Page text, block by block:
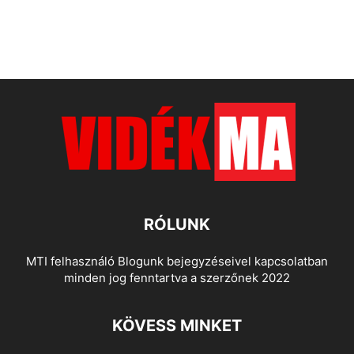
RÓLUNK
MTI felhasználó Blogunk bejegyzéseivel kapcsolatban
minden jog fenntartva a szerzőnek 2022
KÖVESS MINKET